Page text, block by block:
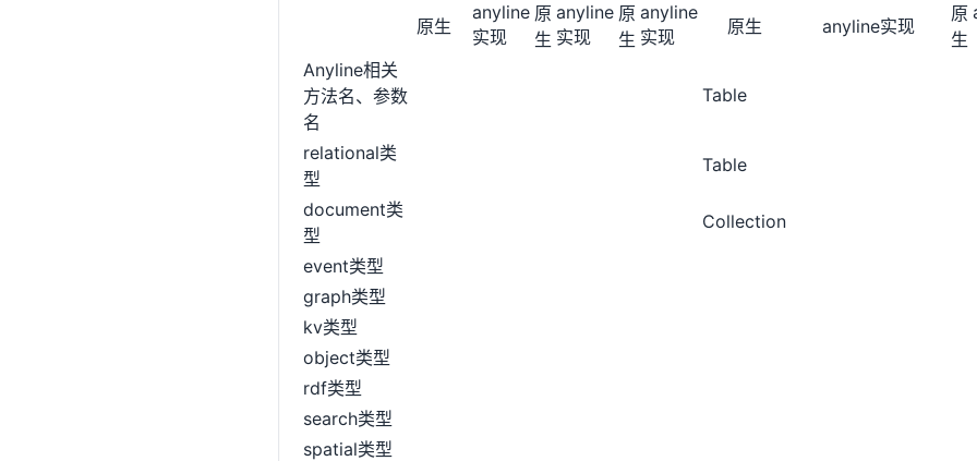
原生
anyline
实现
原
生
anyline
实现
原
生
anyline
实现
原生 anyline实现
原
生
Anyline相关
方法名、参数
名
Table
relational类
型
Table
document类
型
Collection
event类型
graph类型
kv类型
object类型
rdf类型
search类型
spatial类型